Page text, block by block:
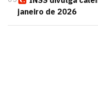
janeiro de 2026